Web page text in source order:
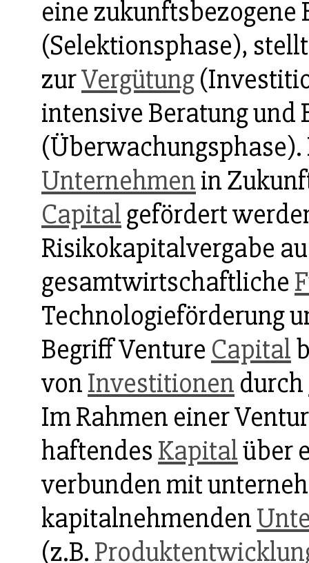
eine
(Selektionsphase),
zurVergütung
intensive Beratung und
Unternehmenin
Capitalgefördert
Risikokapitalvergabe
gesamtwirtschaftliche
Technologieförderung
Begriff Venture Capital
vonInvestitionen durch
Im Rahmen einer
haftendesKapitalüber
verbunden mit
kapitalnehmenden
(z.B.